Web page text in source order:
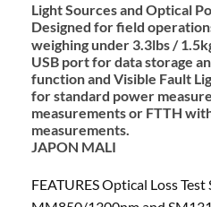
Light Sources and Optical
Designed for field
weighing under 3.3lbs /
USB port for data storage
function and Visible Fault
for standard power
measurements or FTTH
measurements.
JAPON MALI
FEATURES Optical Loss